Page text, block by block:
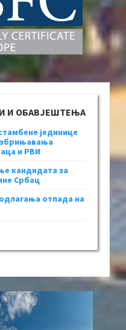
И ОБАВЈЕШТЕЊА
јединице
збрињавања
и РВИ
кандидата за
Србац
отпада на